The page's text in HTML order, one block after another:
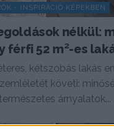
- INSPIRÁCIÓ KÉPEKBEN
nélkül:
férfi 52 m²-es
kétszobás lakás
követi:
árnyalatok...